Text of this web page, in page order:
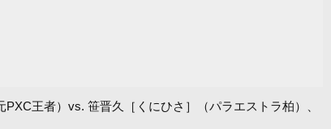
王者）vs. 笹晋久［くにひさ］（パラエストラ柏）、